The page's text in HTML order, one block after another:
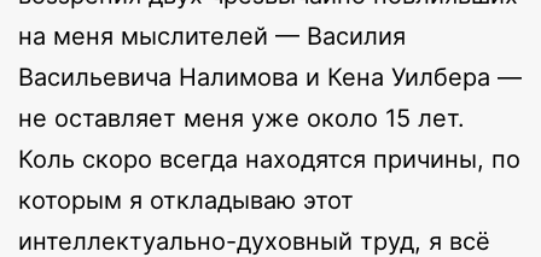
на меня мыслителей — Василия
Васильевича Налимова и Кена Уилбера —
не оставляет меня уже около 15 лет.
Коль скоро всегда находятся причины, по
которым я откладываю этот
интеллектуально-духовный труд, я всё